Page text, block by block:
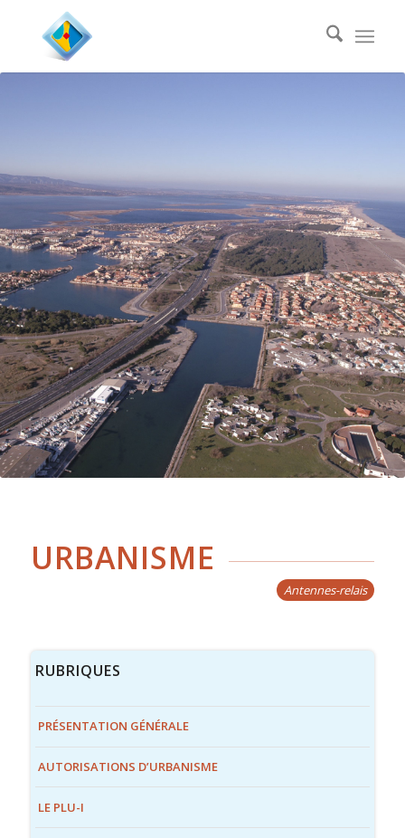
URBANISME
Antennes-relais
RUBRIQUES
PRÉSENTATION GÉNÉRALE
AUTORISATIONS D’URBANISME
LE PLU-I